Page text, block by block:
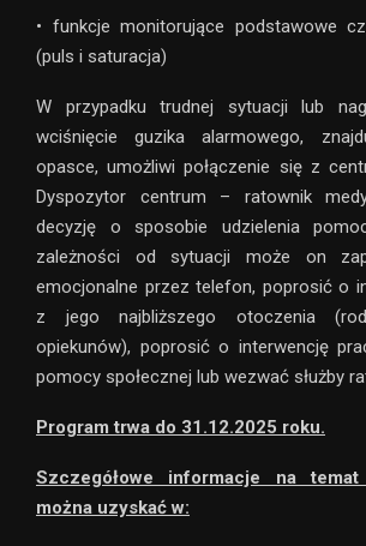
• funkcje monitorujące podstawowe
(puls i saturacja)
W przypadku trudnej sytuacji lub
wciśnięcie guzika alarmowego,
opasce, umożliwi połączenie się z
Dyspozytor centrum – ratownik
decyzję o sposobie udzielenia
zależności od sytuacji może on
emocjonalne przez telefon, poprosić o
z jego najbliższego otoczenia
opiekunów), poprosić o interwencję
pomocy społecznej lub wezwać służby
Program trwa do 31.12.2025 roku.
Szczegółowe informacje na
można uzyskać w: